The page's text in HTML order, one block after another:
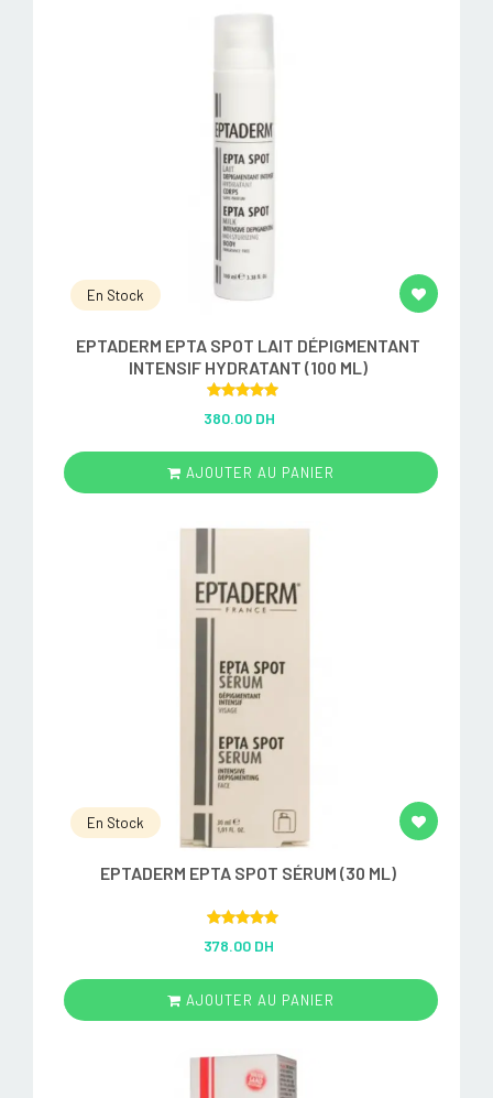
En Stock
EPTADERM EPTA SPOT LAIT DÉPIGMENTANT
INTENSIF HYDRATANT (100 ML)
out of 5
380.00 DH
AJOUTER AU PANIER
En Stock
EPTADERM EPTA SPOT SÉRUM (30 ML)
out of 5
378.00 DH
AJOUTER AU PANIER